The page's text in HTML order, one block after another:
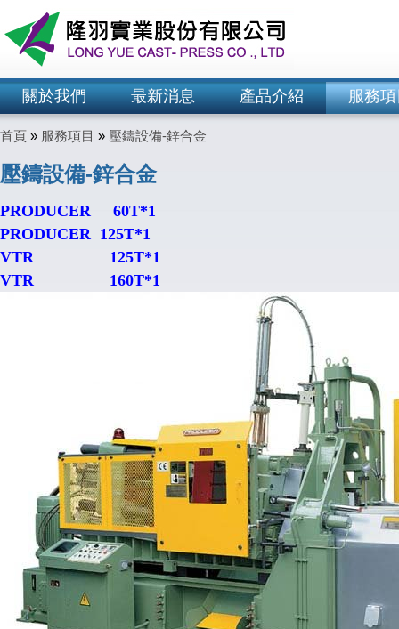
關於我們 最新消息 產品介紹 服務
首頁 » 服務項目 » 壓鑄設備-鋅合金
壓鑄設備-鋅合金
PRODUCER 60T*1
PRODUCER 125T*1
VTR 125T*1
VTR 160T*1